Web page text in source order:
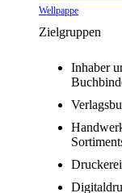
Wellpappe
Zielgruppen
Inhaber